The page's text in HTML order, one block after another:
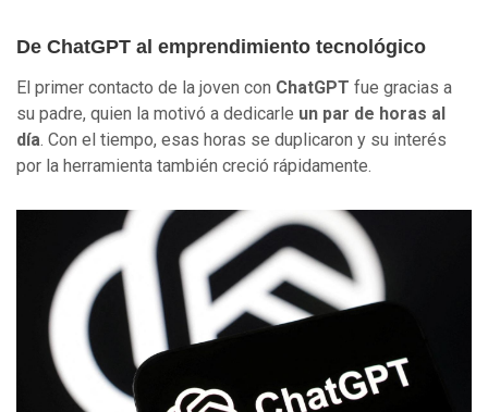
De ChatGPT al emprendimiento tecnológico
El primer contacto de la joven con ChatGPT fue gracias a
su padre, quien la motivó a dedicarle un par de horas al
día. Con el tiempo, esas horas se duplicaron y su interés
por la herramienta también creció rápidamente.